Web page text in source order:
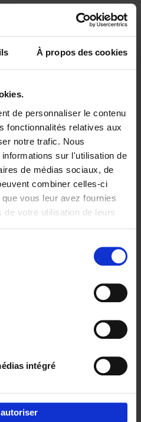
À propos des cookies
de personnaliser le contenu
fonctionnalités relatives aux
notre trafic. Nous
sur l'utilisation de
de médias sociaux, de
combiner celles-ci
vous leur avez fournies
votre utilisation de leurs
intégré
50
Bonds = Building
Jozefien De Feyter
Carolien Boom
souple
2025 200
99
marketing like a PRO -
revised edition (EN)